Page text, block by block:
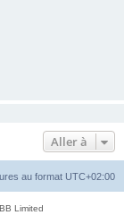
Aller à
au format UTC+02:00
Limited